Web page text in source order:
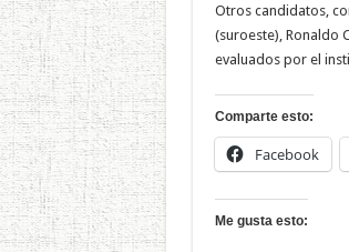
Otros candidatos,
(suroeste), Ronaldo
evaluados por el
Comparte esto:
Facebook
Me gusta esto: